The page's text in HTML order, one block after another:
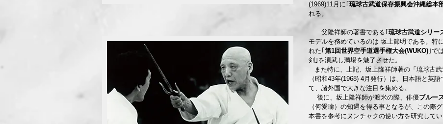
(1969)11月に｢ 琉球古武道保存振興会沖縄総本
れる。
父隆祥師の著書である｢ 琉球古武道シリー
モデルを務めているのは 坂上節明である。特
れた｢ 第1回世界空手道選手権大会(WUKO) ｣で
剣｣を演武し満場を魅了させた。
また特に、上記、坂上隆祥師著の「琉球古武
（昭和43年(1968) 4月発行）は、日本語と英
て、諸外国で大きな注目を集める。
後に、坂上隆祥師が渡米の際、俳優ブルー
（何愛瑜）の知遇を得る事となるが、この際
本書を参考にヌンチャクの使い方を研究して